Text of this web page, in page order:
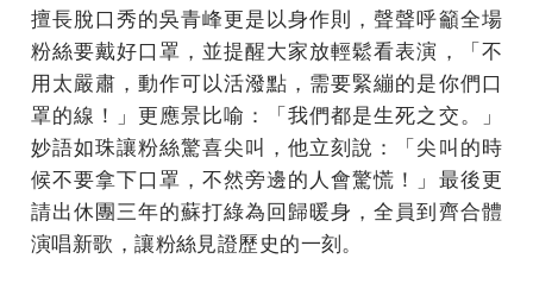
擅長脫口秀的吳青峰更是以身作則，聲聲呼籲全場
粉絲要戴好口罩，並提醒大家放輕鬆看表演，「不
用太嚴肅，動作可以活潑點，需要緊繃的是你們口
罩的線！」更應景比喻：「我們都是生死之交。」
妙語如珠讓粉絲驚喜尖叫，他立刻說：「尖叫的時
候不要拿下口罩，不然旁邊的人會驚慌！」最後更
請出休團三年的蘇打綠為回歸暖身，全員到齊合體
演唱新歌，讓粉絲見證歷史的一刻。